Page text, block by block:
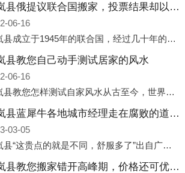
岢岚县俄提议联合国搬家，投票结果却以惨败收场
06-16
岢岚县成立于1945年的联合国，经过几十年的发展，如今拥有193个成员国。拥有如此众多会员国的联合国，可以说是世界上最具代表性的国际组织，也是世界上分量最重、有着较高话语权的国际组织。但以美国为首的西方国家
县教您自己动手测试居家的风水
06-16
岢岚县教您怎样测试自家风水从古至今，世界各地的人们都在研究人在乾坤中的位置以及它们所形成的关系。通过探究季节转换、星象变化，并且在所观测到的自然规律的指导下，人们开始认识到居住在不同住宅中的人，其一生中的财
岢岚县蓝犀牛各地城市经理走在腐败的道路上
03-05
岢岚县“这贵点的就是不同，舒服多了”出自广州运营邓经理的口中。2023年开年刚出来，三个司机（加盟蓝犀牛的个人队伍）便请广州经理去佛山娱乐场所大消费了一次，据知悉一晚消费达一万多，由三人平摊费用，燃鹅这样的
岢岚县教您搬家错开高峰期，价格还可优惠！